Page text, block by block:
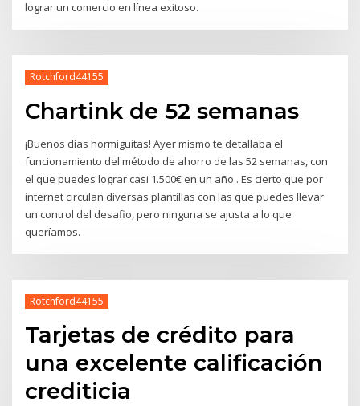
lograr un comercio en línea exitoso.
Rotchford44155
Chartink de 52 semanas
¡Buenos días hormiguitas! Ayer mismo te detallaba el
funcionamiento del método de ahorro de las 52 semanas, con
el que puedes lograr casi 1.500€ en un año.. Es cierto que por
internet circulan diversas plantillas con las que puedes llevar
un control del desafio, pero ninguna se ajusta a lo que
queríamos.
Rotchford44155
Tarjetas de crédito para
una excelente calificación
crediticia